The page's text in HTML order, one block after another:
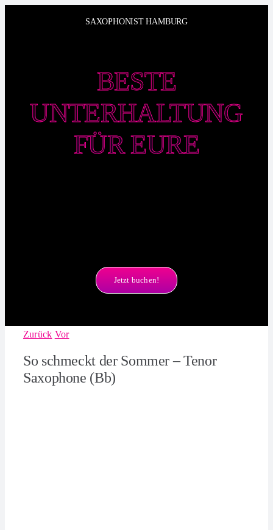
SAXOPHONIST HAMBURG
BESTE
UNTERHALTUNG
FÜR EURE
Jetzt buchen!
Zurück Vor
So schmeckt der Sommer – Tenor
Saxophone (Bb)